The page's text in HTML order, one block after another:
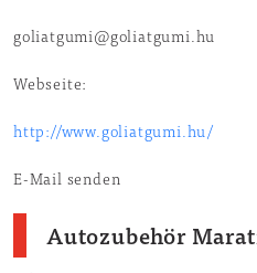
goliatgumi@goliatgumi.hu
Webseite:
http://www.goliatgumi.hu/
E-Mail senden
Autozubehör